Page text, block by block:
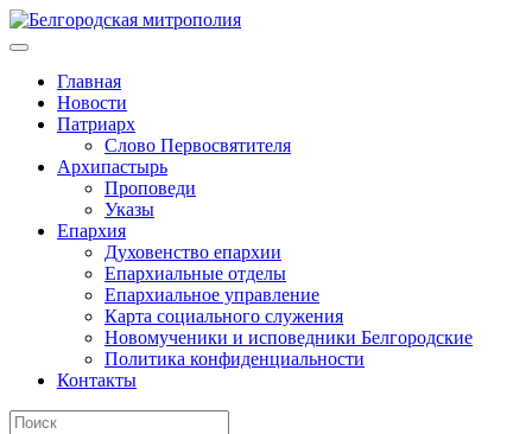
Главная
Новости
Патриарх
Слово Первосвятителя
Архипастырь
Проповеди
Указы
Епархия
Духовенство епархии
Епархиальные отделы
Епархиальное управление
Карта социального служения
Новомученики и исповедники Белгородские
Политика конфиденциальности
Контакты